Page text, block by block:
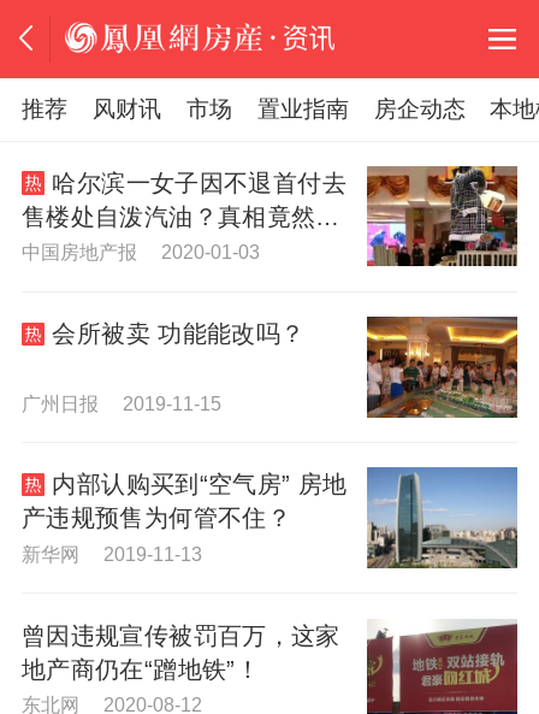
推荐 风财讯 市场 置业指南 房企动态 本
哈尔滨一女子因不退首付去
售楼处自泼汽油？真相竟然是
这样！
中国房地产报 2020-01-03
会所被卖 功能能改吗？
广州日报 2019-11-15
内部认购买到“空气房” 房地
产违规预售为何管不住？
新华网 2019-11-13
曾因违规宣传被罚百万，这家
地产商仍在“蹭地铁”！
东北网 2020-08-12